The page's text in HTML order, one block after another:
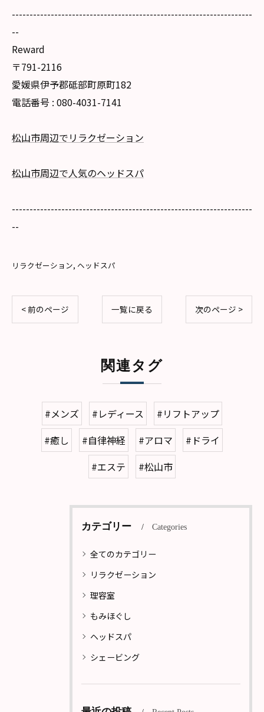
--------------------------------------------------------------------
--
Reward
〒791-2116
愛媛県伊予郡砥部町原町182
電話番号 : 080-4031-7141
松山市周辺でリラクゼーション
松山市周辺で人気のヘッドスパ
--------------------------------------------------------------------
--
リラクゼーション ヘッドスパ
< 前のページ 一覧に戻る 次のページ >
関連タグ
#メンズ #レディース
#リフトアップ
#癒し
#自律神経 #アロマ
#ドライ
#エステ
#松山市
カテゴリー Categories
全てのカテゴリー
リラクゼーション
理容室
もみほぐし
ヘッドスパ
シェービング